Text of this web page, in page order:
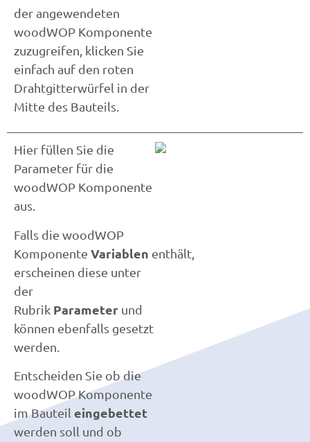
der angewendeten
woodWOP Komponente
zuzugreifen, klicken Sie
einfach auf den roten
Drahtgitterwürfel in der
Mitte des Bauteils.
Hier füllen Sie die
Parameter für die
woodWOP Komponente
aus.
Falls die woodWOP
Komponente Variablen enthält,
erscheinen diese unter
der
Rubrik Parameter und
können ebenfalls gesetzt
werden.
Entscheiden Sie ob die
woodWOP Komponente
im Bauteil eingebettet
werden soll und ob